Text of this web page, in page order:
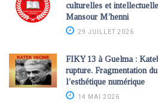
culturelles et
Mansour M’henni
29 JUILLET 2026
FIKY 13 à Guelma :
rupture. Fragmentation
l’esthétique numérique
14 MAI 2026